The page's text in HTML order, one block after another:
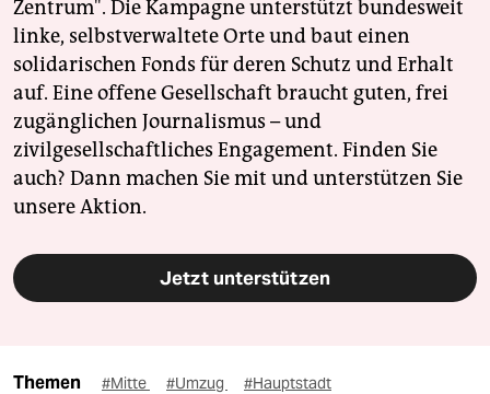
Zentrum". Die Kampagne unterstützt bundesweit
linke, selbstverwaltete Orte und baut einen
solidarischen Fonds für deren Schutz und Erhalt
auf. Eine offene Gesellschaft braucht guten, frei
zugänglichen Journalismus – und
zivilgesellschaftliches Engagement. Finden Sie
auch? Dann machen Sie mit und unterstützen Sie
unsere Aktion.
Jetzt unterstützen
Themen #Mitte #Umzug #Hauptstadt